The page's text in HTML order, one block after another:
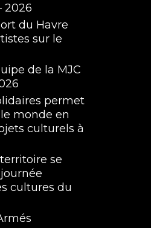
2026
du Havre
sur le
de la MJC
permet
monde en
culturels à
se
cultures du